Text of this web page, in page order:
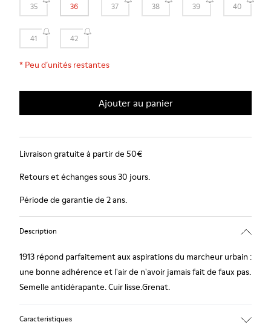
35 36 37 38 39 40
41 42
* Peu d’unités restantes
Ajouter au panier
Livraison gratuite à partir de 50€
Retours et échanges sous 30 jours.
Période de garantie de 2 ans.
Description
1913 répond parfaitement aux aspirations du marcheur urbain :
une bonne adhérence et l'air de n'avoir jamais fait de faux pas.
Semelle antidérapante. Cuir lisse.Grenat.
Caracteristiques